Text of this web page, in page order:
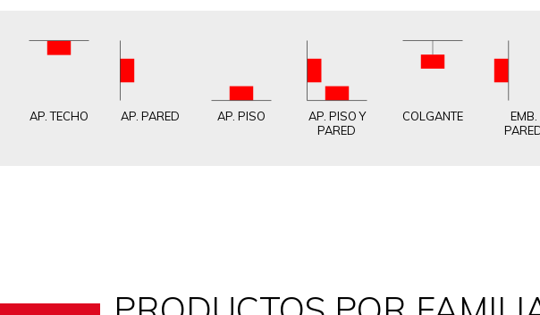
AP. TECHO AP. PARED AP. PISO
AP. PISO Y
PARED
COLGANTE
EMB.